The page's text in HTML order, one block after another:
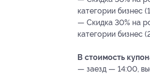
категории бизнес
— Скидка 30% на
категории бизнес
В стоимость
— заезд — 14:00,